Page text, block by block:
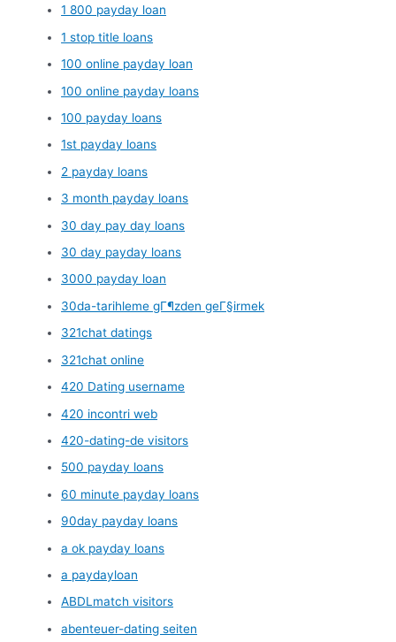
1 800 payday loan
1 stop title loans
100 online payday loan
100 online payday loans
100 payday loans
1st payday loans
2 payday loans
3 month payday loans
30 day pay day loans
30 day payday loans
3000 payday loan
30da-tarihleme gГ¶zden geГ§irmek
321chat datings
321chat online
420 Dating username
420 incontri web
420-dating-de visitors
500 payday loans
60 minute payday loans
90day payday loans
a ok payday loans
a paydayloan
ABDLmatch visitors
abenteuer-dating seiten